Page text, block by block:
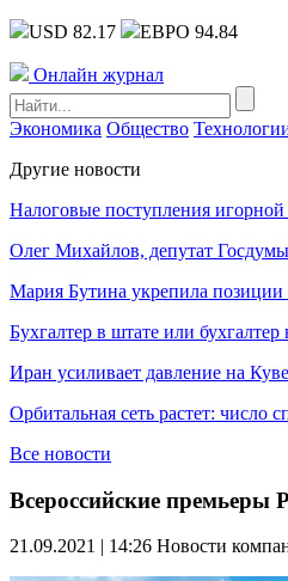
USD 82.17 ЕВРО 94.84
Онлайн журнал
Экономика Общество
Другие новости
Налоговые поступления
Олег Михайлов, депутат
Мария Бутина укрепила
Бухгалтер в штате или
Иран усиливает давление на
Орбитальная сеть растет: число
Все новости
Всероссийские премьеры
21.09.2021 | 14:26 Новости